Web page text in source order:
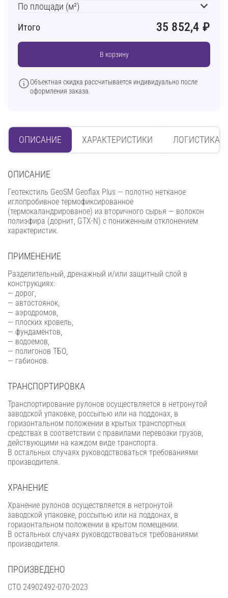
По площади (м²)
Итого
35 852,4 ₽
В корзину
Объектная скидка рассчитывается индивидуально после
оформления заказа.
ОПИСАНИЕ ХАРАКТЕРИСТИКИ ЛОГИСТИКА
OПИСАНИЕ
Геотекстиль GeoSM Geoflax Plus — полотно нетканое
иглопробивное термофиксированное
(термокаландрированое) из вторичного сырья — волокон
полиэфира (дорнит, GTX-N) с пониженным отклонением
характеристик.
ПРИМЕНЕНИЕ
Разделительный, дренажный и/или защитный слой в
конструкциях:
— дорог,
— автостоянок,
— аэродромов,
— плоских кровель,
— фундаментов,
— водоемов,
— полигонов ТБО,
— габионов.
ТРАНСПОРТИРОВКА
Транспортирование рулонов осуществляется в нетронутой
заводской упаковке, россыпью или на поддонах, в
горизонтальном положении в крытых транспортных
средствах в соответствии с правилами перевозки грузов,
действующими на каждом виде транспорта.
В остальных случаях руководствоваться требованиями
производителя.
ХРАНЕНИЕ
Хранение рулонов осуществляется в нетронутой
заводской упаковке, россыпью или на поддонах, в
горизонтальном положении в крытом помещении.
В остальных случаях руководствоваться требованиями
производителя.
ПРОИЗВЕДЕНО
СТО 24902492-070-2023